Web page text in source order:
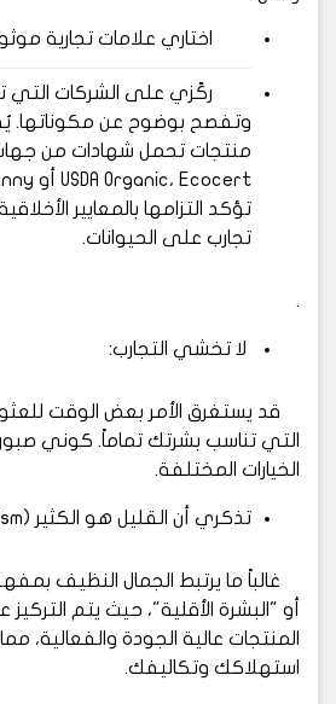
اختاري علامات تجارية
ركّزي على الشركات التي
وتفصح بوضوح عن مكوناتها.
منتجات تحمل شهادات من
تؤكد التزامها بالمعايير
تجارب على الحيوانات.
.
لا تخشي التجارب:
قد يستغرق الأمر بعض الوقت
التي تناسب بشرتك تماماً. كوني
الخيارات المختلفة.
تذكري أن القليل هو الكثير (Skinimalism):
أو "البشرة الأقلية"، حيث يتم
المنتجات عالية الجودة والفعالية،
استهلاكك وتكاليفك.